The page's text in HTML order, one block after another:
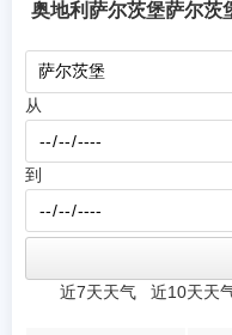
奥地利萨尔茨堡萨尔茨
从
到
近7天天气 近10天天